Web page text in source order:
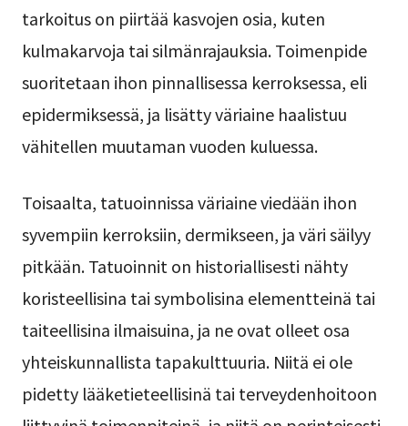
tarkoitus on piirtää kasvojen osia, kuten
kulmakarvoja tai silmänrajauksia. Toimenpide
suoritetaan ihon pinnallisessa kerroksessa, eli
epidermiksessä, ja lisätty väriaine haalistuu
vähitellen muutaman vuoden kuluessa.
Toisaalta, tatuoinnissa väriaine viedään ihon
syvempiin kerroksiin, dermikseen, ja väri säilyy
pitkään. Tatuoinnit on historiallisesti nähty
koristeellisina tai symbolisina elementteinä tai
taiteellisina ilmaisuina, ja ne ovat olleet osa
yhteiskunnallista tapakulttuuria. Niitä ei ole
pidetty lääketieteellisinä tai terveydenhoitoon